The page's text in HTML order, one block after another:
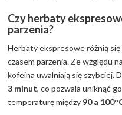
Czy herbaty
parzenia?
Herbaty ekspresowe różnią
czasem parzenia. Ze względu na
kofeina uwalniają się szybciej.
3 minut, co pozwala uniknąć
temperaturę między 90 a